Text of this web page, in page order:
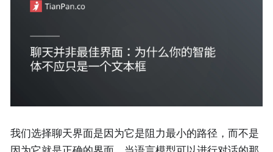
我们选择聊天界面是因为它是阻力最小的路径，而不是